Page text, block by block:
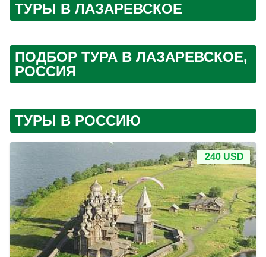
ТУРЫ В ЛАЗАРЕВСКОЕ
ПОДБОР ТУРА В ЛАЗАРЕВСКОЕ,
РОССИЯ
ТУРЫ В РОССИЮ
240 USD